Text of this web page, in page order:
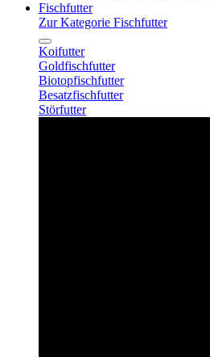
Fischfutter
Zur Kategorie Fischfutter
Koifutter
Goldfischfutter
Biotopfischfutter
Besatzfischfutter
Störfutter